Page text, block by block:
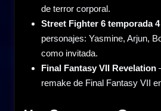
de terror corporal.
Street Fighter 6 temporada 4
personajes: Yasmine, Arjun,
como invitada.
Final Fantasy VII Revelation
remake de Final Fantasy VII